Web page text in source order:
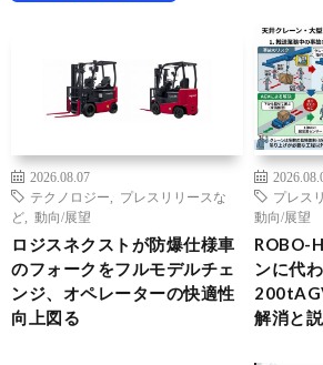
2026.08.07
テクノロジー
プレスリリースな
ど
動向/展望
ロジスネクストが防爆仕様車
のフォークをフルモデルチェ
ンジ、オペレーターの快適性
向上図る
プレス
動向/展望
ROBO-
ンに代
解消と